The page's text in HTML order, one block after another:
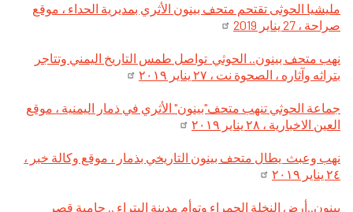
مليشيا الحوثى تقتحم متحف بينون الأثري بمديرية الحداء ، موقع
صراحة ، 27 يناير 2019
نهب متحف بينون.. الحوثي تواصل طمس التاريخ اليمني وتتاجر
بتراثه وآثاره ، الصحوة نت ، ۲۷ يناير ۲۰۱۹
جماعة الحوثي تنهب متحف"بينون" الأثري في ذمار اليمنية ، موقع
العين الاخبارية ، ۲۸ يناير ۲۰۱۹
نهب وعبث يطال متحف بينون التاريخي بذمار ، موقع وكالة خبر ،
۲٤ يناير ۲۰۱۹
بينون..أرض النخلة الحمراء وتوأم مدينة البتراء .. حامية قصر